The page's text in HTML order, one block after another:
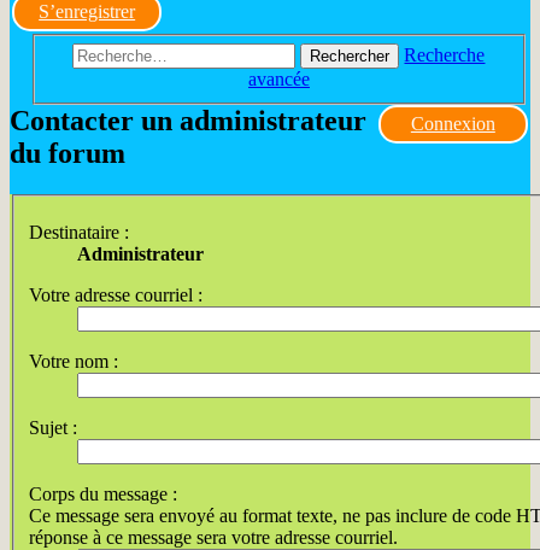
S’enregistrer
Rechercher
Recherche
avancée
Connexion
Contacter un administrateur
du forum
Destinataire :
Administrateur
Votre adresse courriel :
Votre nom :
Sujet :
Corps du message :
Ce message sera envoyé au format texte, ne pas inclure de code
réponse à ce message sera votre adresse courriel.